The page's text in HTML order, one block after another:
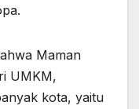
Maman
UMKM,
kota, yaitu